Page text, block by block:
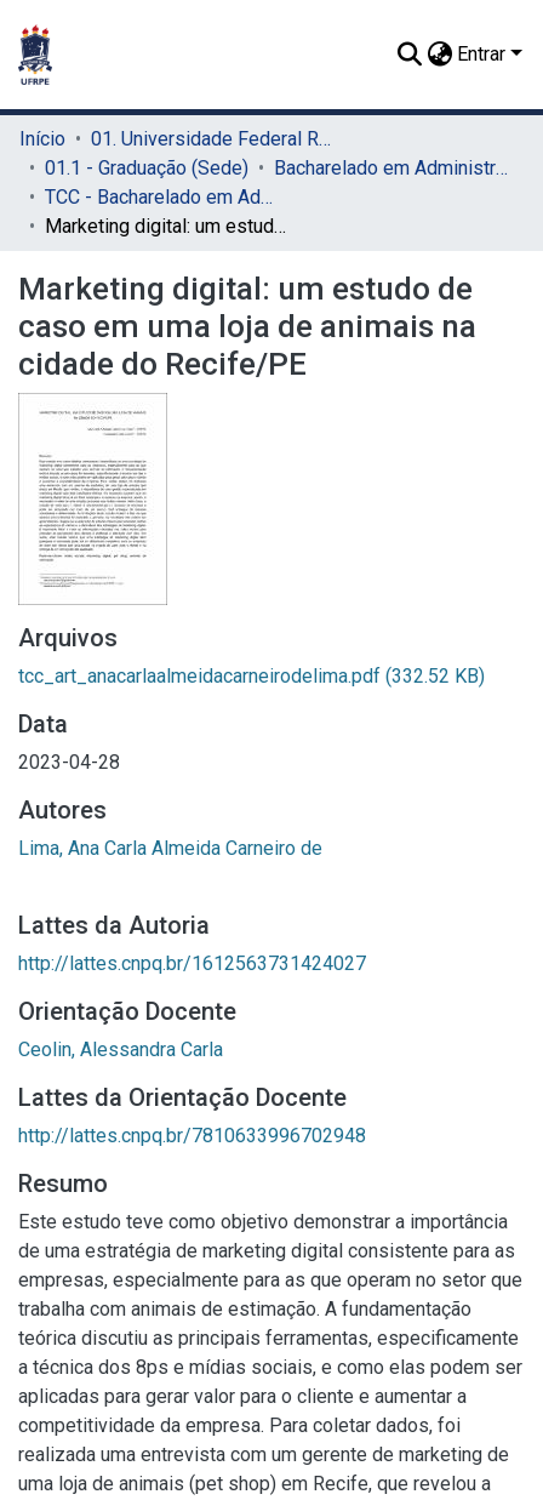
Entrar
Início
01. Universidade Federal Rural de Pernambuco - UFRPE (Sede)
01.1 - Graduação (Sede)
Bacharelado em Administração (Sede)
TCC - Bacharelado em Administração (Sede)
Marketing digital: um estudo de caso em uma loja de animais na cidade do Recife/PE
Marketing digital: um estudo de
caso em uma loja de animais na
cidade do Recife/PE
Arquivos
tcc_art_anacarlaalmeidacarneirodelima.pdf (332.52 KB)
Data
2023-04-28
Autores
Lima, Ana Carla Almeida Carneiro de
Lattes da Autoria
http://lattes.cnpq.br/1612563731424027
Orientação Docente
Ceolin, Alessandra Carla
Lattes da Orientação Docente
http://lattes.cnpq.br/7810633996702948
Resumo
Este estudo teve como objetivo demonstrar a importância
de uma estratégia de marketing digital consistente para as
empresas, especialmente para as que operam no setor que
trabalha com animais de estimação. A fundamentação
teórica discutiu as principais ferramentas, especificamente
a técnica dos 8ps e mídias sociais, e como elas podem ser
aplicadas para gerar valor para o cliente e aumentar a
competitividade da empresa. Para coletar dados, foi
realizada uma entrevista com um gerente de marketing de
uma loja de animais (pet shop) em Recife, que revelou a